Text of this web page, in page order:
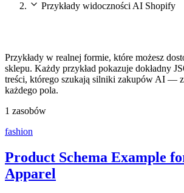
Przykłady widoczności AI Shopify
Przykłady w realnej formie, które możesz
sklepu. Każdy przykład pokazuje dokładny
treści, którego szukają silniki zakupów AI — z
każdego pola.
1 zasobów
fashion
Product Schema Example
Apparel